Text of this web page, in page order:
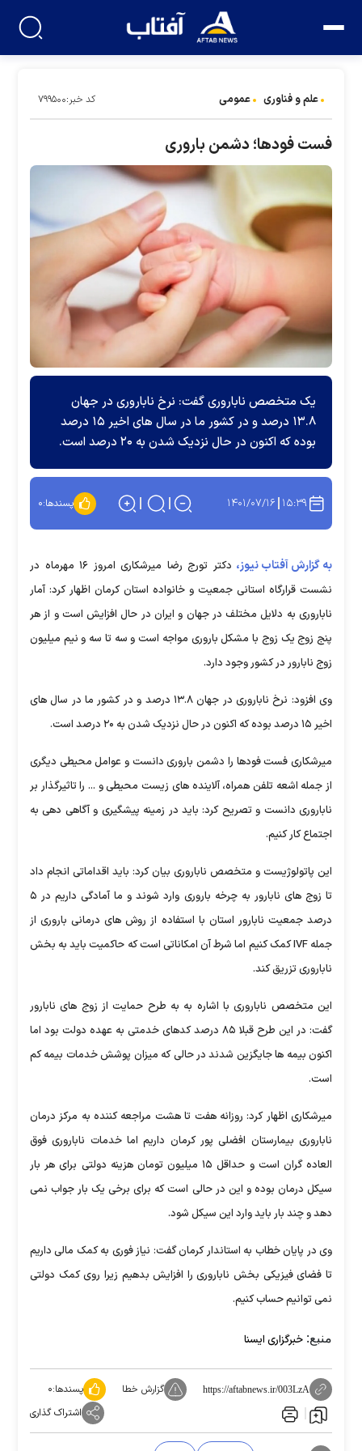
علم و فناوری عمومی کد خبر:۷۹۹۵۰۰
فست فودها؛ دشمن باروری
یک متخصص ناباروری گفت: نرخ ناباروری در جهان
۱۳.۸ درصد و در کشور ما در سال های اخیر ۱۵ درصد
بوده که اکنون در حال نزدیک شدن به ۲۰ درصد است.
۱۵:۳۹ ۱۴۰۱/۰۷/۱۶ پسندها:۰
به گزارش آفتاب نیوز،
دکتر تورج رضا میرشکاری امروز ۱۶ مهرماه در
نشست قرارگاه استانی جمعیت و خانواده استان کرمان اظهار کرد: آمار
ناباروری به دلایل مختلف در جهان و ایران در حال افزایش‌ است و از هر
پنج زوج یک زوج با مشکل باروری مواجه است و سه تا سه و نیم میلیون
زوج نابارور در کشور وجود دارد.
وی افزود: نرخ ناباروری در جهان ۱۳.۸ درصد و در کشور ما در سال های
اخیر ۱۵ درصد بوده که اکنون در حال نزدیک شدن به ۲۰ درصد است.
میرشکاری فست فودها را دشمن باروری دانست و عوامل محیطی دیگری
از جمله اشعه تلفن همراه، آلاینده های زیست محیطی و ... را تاثیرگذار بر
ناباروری دانست و تصریح کرد: باید در زمینه پیشگیری و آگاهی دهی به
اجتماع کار کنیم.
این پاتولوژیست و متخصص ناباروری بیان کرد: باید اقداماتی انجام داد
تا زوج های نابارور به چرخه باروری وارد شوند و ما آمادگی داریم در ۵
درصد جمعیت نابارور استان با استفاده از روش های درمانی باروری از
جمله IVF کمک کنیم اما شرط آن امکاناتی است که حاکمیت باید به بخش
ناباروری‌ تزریق کند.
این متخصص ناباروری با اشاره به به طرح حمایت از زوج های نابارور
گفت: در این طرح قبلا ۸۵ درصد کدهای خدمتی به عهده دولت بود اما
اکنون بیمه ها جایگزین شدند در حالی که میزان پوشش خدمات بیمه کم
است.
میرشکاری اظهار کرد: روزانه هفت تا هشت مراجعه کننده به مرکز درمان
ناباروری بیمارستان افضلی پور کرمان داریم اما خدمات ناباروری فوق
العاده گران است ‌و حداقل ۱۵ میلیون تومان هزینه دولتی برای هر بار
سیکل درمان بوده و این در حالی است که برای برخی یک بار جواب نمی
دهد و چند بار باید وارد این سیکل شود.
وی در پایان خطاب به استاندار کرمان گفت: نیاز فوری به کمک مالی داریم
تا فضای فیزیکی بخش ناباروری را افزایش بدهیم زیرا روی کمک دولتی
نمی توانیم حساب کنیم.
منبع: خبرگزاری ایسنا
https://aftabnews.ir/003LzA گزارش خطا پسندها:۰
اشتراک گذاری